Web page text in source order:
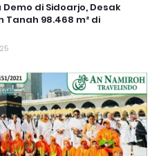
di Sidoarjo, Desak
Tanah 98.468 m² di